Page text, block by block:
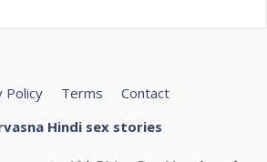
Policy Terms
Contact
Hindi sex stories